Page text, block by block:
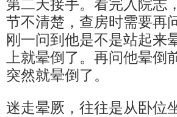
第二天接手。看完入院志
节不清楚，查房时需要再
刚一问到他是不是站起来
上就晕倒了。再问他晕
突然就晕倒了。
迷走晕厥，往往是从卧位